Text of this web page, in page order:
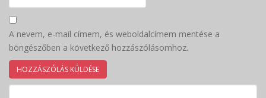
A nevem, e-mail címem, és weboldalcímem mentése a
böngészőben a következő hozzászólásomhoz.